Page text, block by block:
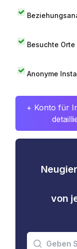
Besuchte Orte
Anonyme
+ Konto für
von